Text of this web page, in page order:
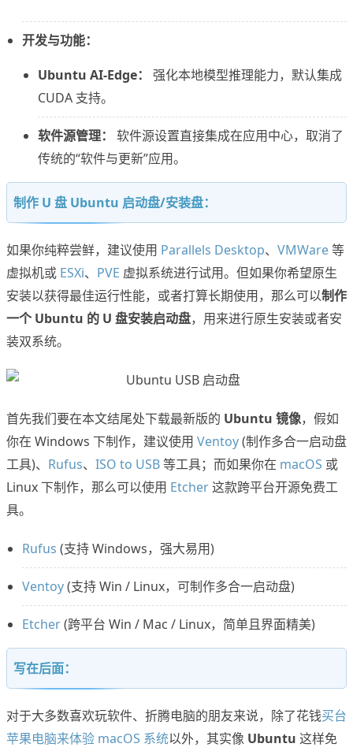
开发与功能：
Ubuntu AI-Edge：
强化本地模型推理能力，默认集成
CUDA 支持。
软件源管理：
软件源设置直接集成在应用中心，取消了
传统的“软件与更新”应用。
制作 U 盘 Ubuntu 启动盘/安装盘：
如果你纯粹尝鲜，建议使用 Parallels Desktop、 VMWare等
虚拟机或 ESXi、 PVE 虚拟系统进行试用。但如果你希望原生
安装以获得最佳运行性能，或者打算长期使用，那么可以制作
一个 Ubuntu 的 U 盘安装启动盘，用来进行原生安装或者安
装双系统。
首先我们要在本文结尾处下载最新版的 Ubuntu 镜像，假如
你在 Windows 下制作，建议使用 Ventoy(制作多合一启动盘
工具)、 Rufus、 ISO to USB等工具；而如果你在 macOS 或
Linux 下制作，那么可以使用 Etcher这款跨平台开源免费工
具。
Rufus (支持 Windows，强大易用)
Ventoy(支持 Win / Linux，可制作多合一启动盘)
Etcher(跨平台 Win / Mac / Linux，简单且界面精美)
写在后面：
对于大多数喜欢玩软件、折腾电脑的朋友来说，除了花钱买台
苹果电脑来体验 macOS 系统以外，其实像 Ubuntu 这样免